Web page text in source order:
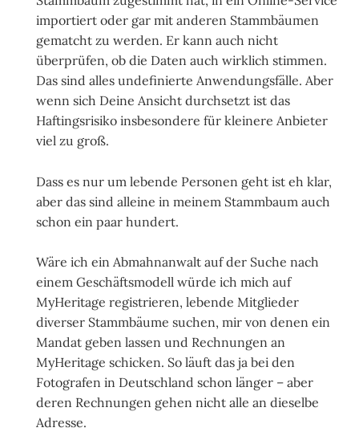
importiert oder gar mit anderen Stammbäumen
gematcht zu werden. Er kann auch nicht
überprüfen, ob die Daten auch wirklich stimmen.
Das sind alles undefinierte Anwendungsfälle. Aber
wenn sich Deine Ansicht durchsetzt ist das
Haftingsrisiko insbesondere für kleinere Anbieter
viel zu groß.
Dass es nur um lebende Personen geht ist eh klar,
aber das sind alleine in meinem Stammbaum auch
schon ein paar hundert.
Wäre ich ein Abmahnanwalt auf der Suche nach
einem Geschäftsmodell würde ich mich auf
MyHeritage registrieren, lebende Mitglieder
diverser Stammbäume suchen, mir von denen ein
Mandat geben lassen und Rechnungen an
MyHeritage schicken. So läuft das ja bei den
Fotografen in Deutschland schon länger – aber
deren Rechnungen gehen nicht alle an dieselbe
Adresse.